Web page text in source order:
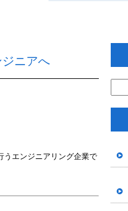
ニアへ
うエンジニアリング企業で